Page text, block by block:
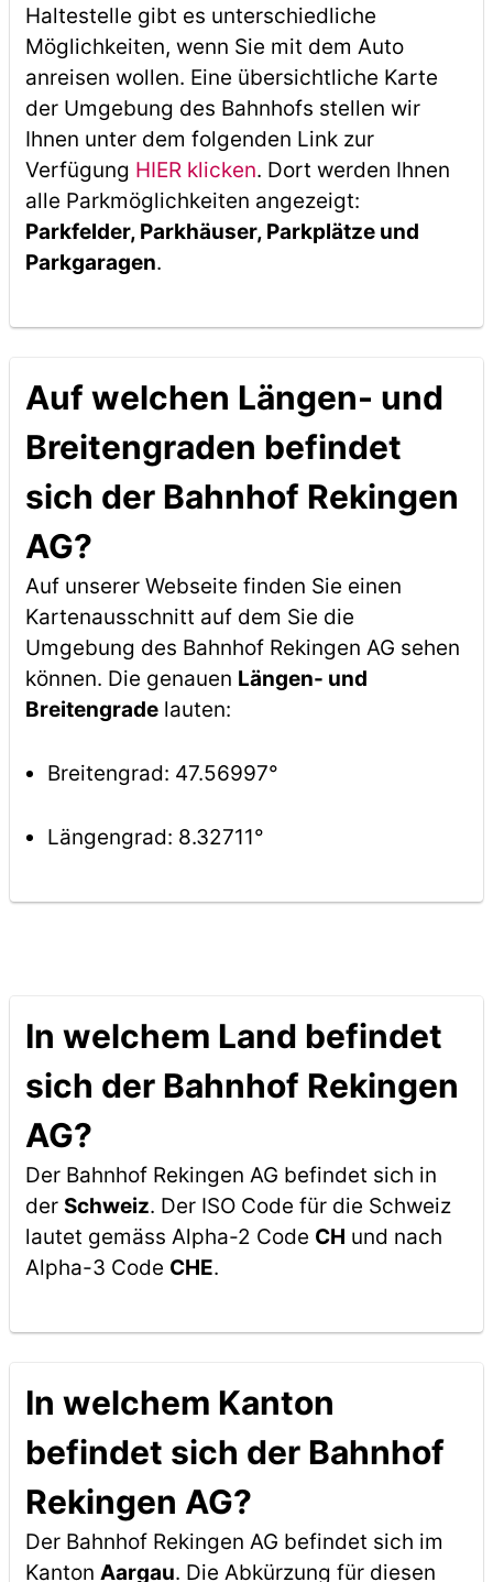
Haltestelle gibt es unterschiedliche
Möglichkeiten, wenn Sie mit dem Auto
anreisen wollen. Eine übersichtliche Karte
der Umgebung des Bahnhofs stellen wir
Ihnen unter dem folgenden Link zur
Verfügung HIER klicken. Dort werden Ihnen
alle Parkmöglichkeiten angezeigt:
Parkfelder, Parkhäuser, Parkplätze und
Parkgaragen.
Auf welchen Längen- und
Breitengraden befindet
sich der Bahnhof Rekingen
AG?
Auf unserer Webseite finden Sie einen
Kartenausschnitt auf dem Sie die
Umgebung des Bahnhof Rekingen AG sehen
können. Die genauen Längen- und
Breitengradelauten:
Breitengrad: 47.56997°
Längengrad: 8.32711°
In welchem Land befindet
sich der Bahnhof Rekingen
AG?
Der Bahnhof Rekingen AG befindet sich in
der Schweiz. Der ISO Code für die Schweiz
lautet gemäss Alpha-2 Code CH und nach
Alpha-3 Code CHE.
In welchem Kanton
befindet sich der Bahnhof
Rekingen AG?
Der Bahnhof Rekingen AG befindet sich im
Kanton Aargau. Die Abkürzung für diesen